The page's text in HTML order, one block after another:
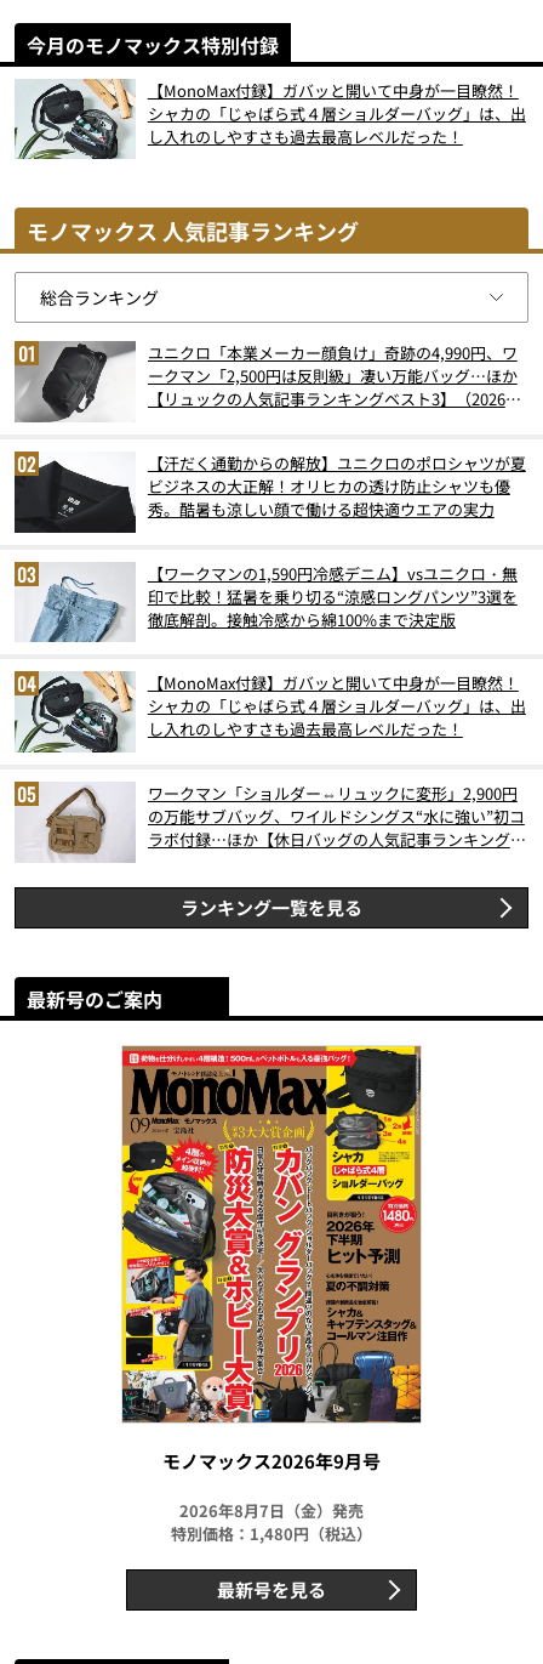
今月のモノマックス特別付録
【MonoMax付録】ガバッと開いて中身が一目瞭然！
シャカの「じゃばら式４層ショルダーバッグ」は、出
し入れのしやすさも過去最高レベルだった！
モノマックス 人気記事ランキング
ユニクロ「本業メーカー顔負け」奇跡の4,990円、ワ
ークマン「2,500円は反則級」凄い万能バッグ…ほか
【リュックの人気記事ランキングベスト3】（2026年
【汗だく通勤からの解放】ユニクロのポロシャツが夏
ビジネスの大正解！オリヒカの透け防止シャツも優
秀。酷暑も涼しい顔で働ける超快適ウエアの実力
【ワークマンの1,590円冷感デニム】vsユニクロ・無
印で比較！猛暑を乗り切る“涼感ロングパンツ”3選を
徹底解剖。接触冷感から綿100%まで決定版
【MonoMax付録】ガバッと開いて中身が一目瞭然！
シャカの「じゃばら式４層ショルダーバッグ」は、出
し入れのしやすさも過去最高レベルだった！
ワークマン「ショルダー⇔リュックに変形」2,900円
の万能サブバッグ、ワイルドシングス“水に強い”初コ
ラボ付録…ほか【休日バッグの人気記事ランキングベ
ランキング一覧を見る
最新号のご案内
モノマックス2026年9月号
2026年8月7日（金）発売
特別価格：1,480円（税込）
最新号を見る